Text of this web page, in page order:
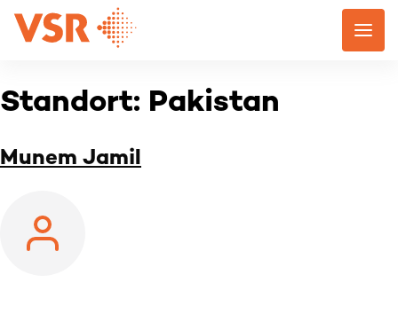
Skip
Standort: Pakistan
Munem Jamil